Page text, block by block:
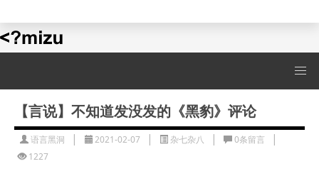
水水的演示站
【言说】不知道发没发的《黑豹》评论
语言黑洞 | 2021-02-07 | 杂七杂八 | 0条留言 |
1227